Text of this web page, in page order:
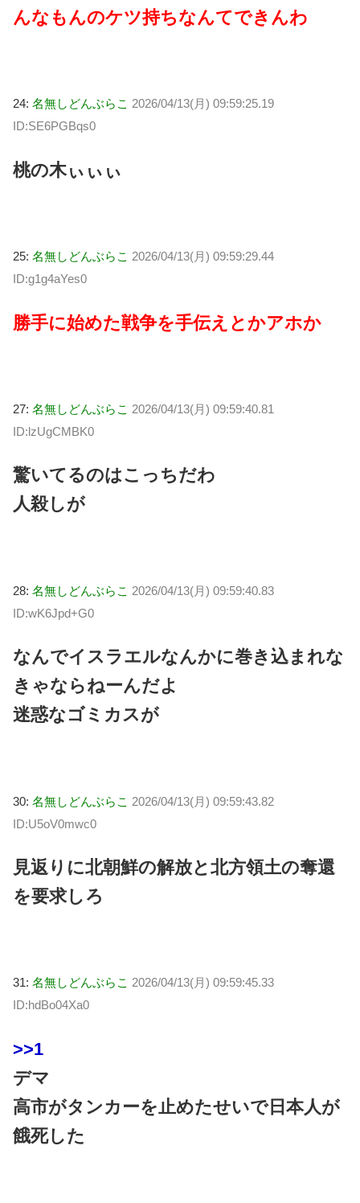
んなもんのケツ持ちなんてできんわ
24: 名無しどんぶらこ 2026/04/13(月) 09:59:25.19
ID:SE6PGBqs0
桃の木ぃぃぃ
25: 名無しどんぶらこ 2026/04/13(月) 09:59:29.44
ID:g1g4aYes0
勝手に始めた戦争を手伝えとかアホか
27: 名無しどんぶらこ 2026/04/13(月) 09:59:40.81
ID:lzUgCMBK0
驚いてるのはこっちだわ
人殺しが
28: 名無しどんぶらこ 2026/04/13(月) 09:59:40.83
ID:wK6Jpd+G0
なんでイスラエルなんかに巻き込まれな
きゃならねーんだよ
迷惑なゴミカスが
30: 名無しどんぶらこ 2026/04/13(月) 09:59:43.82
ID:U5oV0mwc0
見返りに北朝鮮の解放と北方領土の奪還
を要求しろ
31: 名無しどんぶらこ 2026/04/13(月) 09:59:45.33
ID:hdBo04Xa0
>>1
デマ
高市がタンカーを止めたせいで日本人が
餓死した